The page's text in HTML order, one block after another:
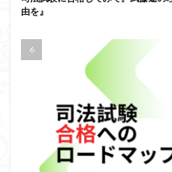
由を』